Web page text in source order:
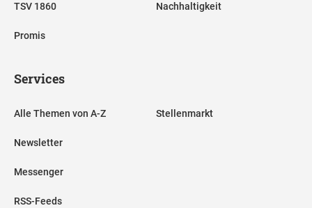
TSV 1860
Promis
Nachhaltigkeit
Services
Alle Themen von A-Z
Newsletter
Messenger
RSS-Feeds
Stellenmarkt